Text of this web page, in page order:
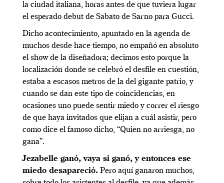
la ciudad italiana, horas antes de que tuviera lugar
el esperado debut de Sabato de Sarno para Gucci.
Dicho acontecimiento, apuntado en la agenda de
muchos desde hace tiempo, no empañó en absoluto
el show de la diseñadora; decimos esto porque la
localización donde se celebró el desfile en cuestión,
estaba a escasos metros de la del gigante patrio, y
cuando se dan este tipo de coincidencias, en
ocasiones uno puede sentir miedo y correr el riesgo
de que haya invitados que elijan a cuál asistir, pero
como dice el famoso dicho, “Quien no arriesga, no
gana”.
Jezabelle ganó, vaya si ganó, y entonces ese
miedo desapareció. Pero aquí ganaron muchos,